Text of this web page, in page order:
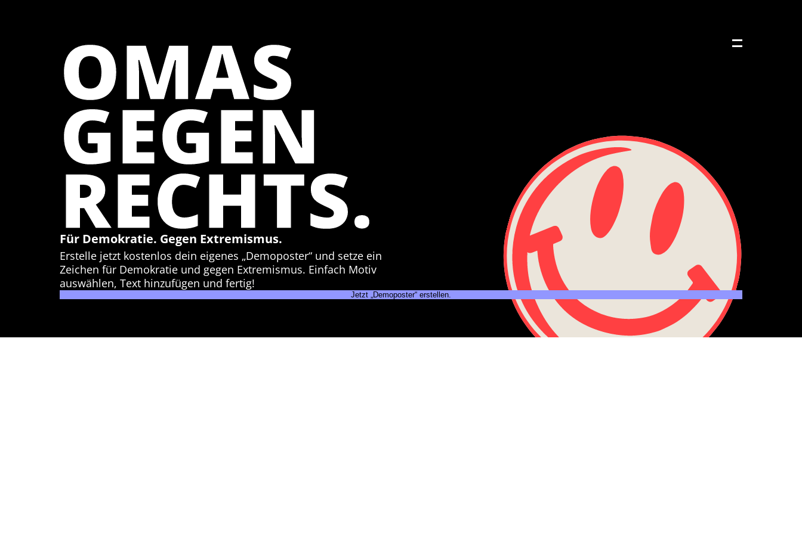
OMAS
GEGEN
RECHTS.
Für Demokratie. Gegen Extremismus.
Erstelle jetzt kostenlos dein eigenes „Demoposter“ und setze ein
Zeichen für Demokratie und gegen Extremismus. Einfach Motiv
auswählen, Text hinzufügen und fertig!
Jetzt „Demoposter“ erstellen.